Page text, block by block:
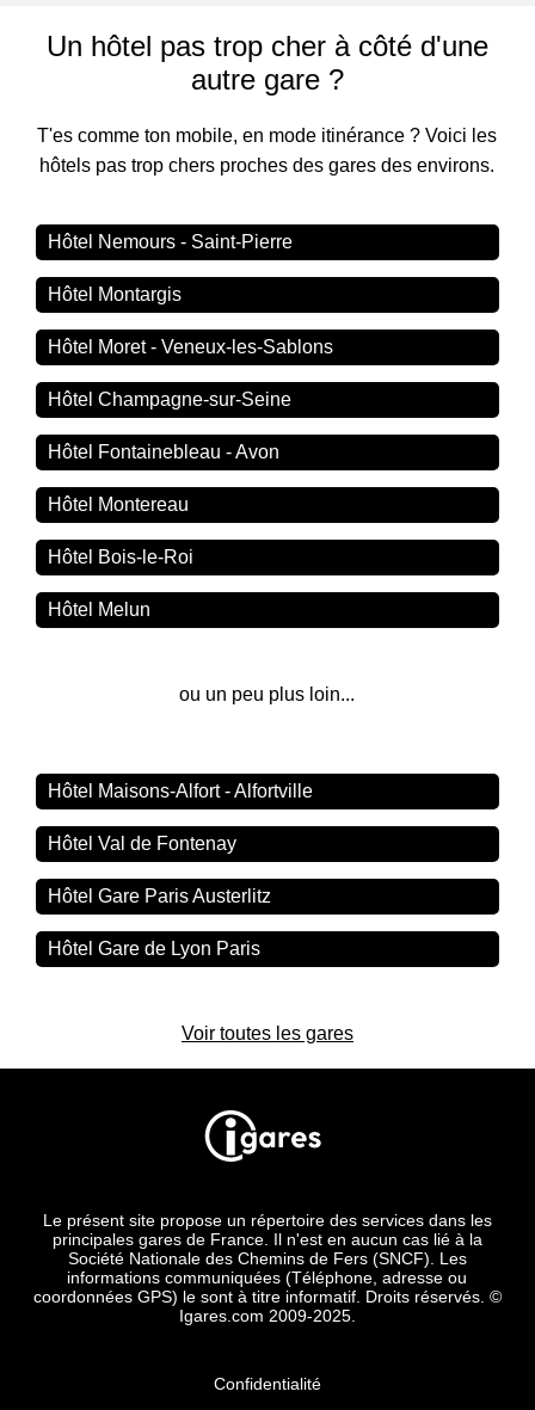
Un hôtel pas trop cher à côté d'une
autre gare ?
T'es comme ton mobile, en mode itinérance ? Voici les
hôtels pas trop chers proches des gares des environs.
Hôtel Nemours - Saint-Pierre
Hôtel Montargis
Hôtel Moret - Veneux-les-Sablons
Hôtel Champagne-sur-Seine
Hôtel Fontainebleau - Avon
Hôtel Montereau
Hôtel Bois-le-Roi
Hôtel Melun
ou un peu plus loin...
Hôtel Maisons-Alfort - Alfortville
Hôtel Val de Fontenay
Hôtel Gare Paris Austerlitz
Hôtel Gare de Lyon Paris
Voir toutes les gares
Le présent site propose un répertoire des services dans les
principales gares de France. Il n'est en aucun cas lié à la
Société Nationale des Chemins de Fers (SNCF). Les
informations communiquées (Téléphone, adresse ou
coordonnées GPS) le sont à titre informatif. Droits réservés. ©
Igares.com 2009-2025.
Confidentialité